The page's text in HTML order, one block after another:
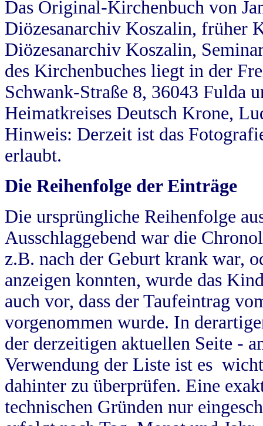
Das Original-Kirchenbuch von
Diözesanarchiv Koszalin, früher
Diözesanarchiv Koszalin,
des Kirchenbuches liegt in der
Schwank-Straße 8, 36043 Fulda
Heimatkreises Deutsch Krone,
Hinweis: Derzeit ist das
erlaubt.
Die Reihenfolge der Einträge
Die ursprüngliche Reihenfolge
Ausschlaggebend war die
z.B. nach der Geburt krank war,
anzeigen konnten, wurde das
auch vor, dass der Taufeintrag
vorgenommen wurde. In
der derzeitigen aktuellen Seite -
Verwendung der Liste ist es
dahinter zu überprüfen. Eine
technischen Gründen nur